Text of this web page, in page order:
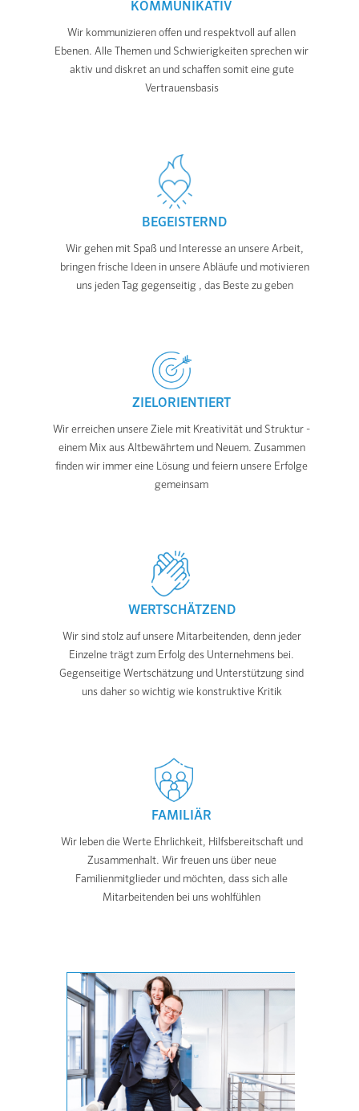
KOMMUNIKATIV
Wir kommunizieren offen und respektvoll auf allen
Ebenen. Alle Themen und Schwierigkeiten sprechen wir
aktiv und diskret an und schaffen somit eine gute
Vertrauensbasis
BEGEISTERND
Wir gehen mit Spaß und Interesse an unsere Arbeit,
bringen frische Ideen in unsere Abläufe und motivieren
uns jeden Tag gegenseitig , das Beste zu geben
ZIELORIENTIERT
Wir erreichen unsere Ziele mit Kreativität und Struktur -
einem Mix aus Altbewährtem und Neuem. Zusammen
finden wir immer eine Lösung und feiern unsere Erfolge
gemeinsam
WERTSCHÄTZEND
Wir sind stolz auf unsere Mitarbeitenden, denn jeder
Einzelne trägt zum Erfolg des Unternehmens bei.
Gegenseitige Wertschätzung und Unterstützung sind
uns daher so wichtig wie konstruktive Kritik
FAMILIÄR
Wir leben die Werte Ehrlichkeit, Hilfsbereitschaft und
Zusammenhalt. Wir freuen uns über neue
Familienmitglieder und möchten, dass sich alle
Mitarbeitenden bei uns wohlfühlen